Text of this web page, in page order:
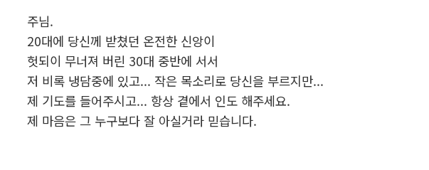
주님.
20대에 당신께 받쳤던 온전한 신앙이
헛되이 무너져 버린 30대 중반에 서서
저 비록 냉담중에 있고... 작은 목소리로 당신을 부르지만...
제 기도를 들어주시고... 항상 곁에서 인도 해주세요.
제 마음은 그 누구보다 잘 아실거라 믿습니다.